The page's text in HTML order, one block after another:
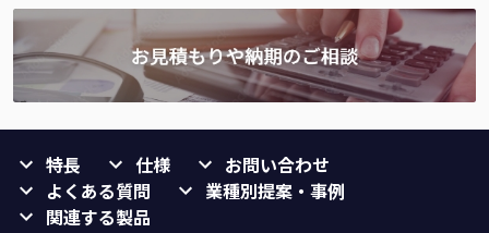
特長 仕様
お問い合わせ
よくある質問
業種別提案・事例
関連する製品